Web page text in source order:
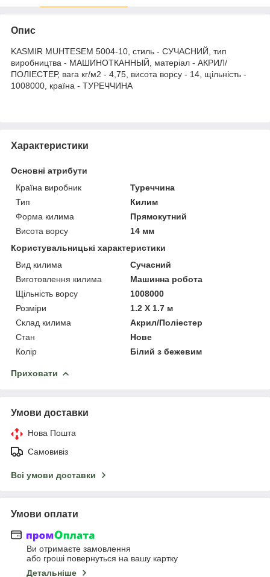
Опис
KASMIR MUHTESEM 5004-10, стиль - СУЧАСНИЙ, тип
виробництва - МАШИНОТКАННЫЙ, матеріал - АКРИЛ/
ПОЛІЕСТЕР, вага кг/м2 - 4,75, висота ворсу - 14, щільність -
1008000, країна - ТУРЕЧЧИНА
Характеристики
Основні атрибути
Країна виробник
Туреччина
Тип
Килим
Форма килима
Прямокутний
Висота ворсу
14 мм
Користувальницькі характеристики
Вид килима
Сучасний
Виготовлення килима
Машинна робота
Щільність ворсу
1008000
Розміри
1.2 Х 1.7 м
Склад килима
Акрил/Поліестер
Стан
Нове
Колір
Білий з бежевим
Приховати
Умови доставки
Нова Пошта
Самовивіз
Всі умови доставки
Умови оплати
Ви отримаєте замовлення
або гроші повернуться на вашу картку
Детальніше